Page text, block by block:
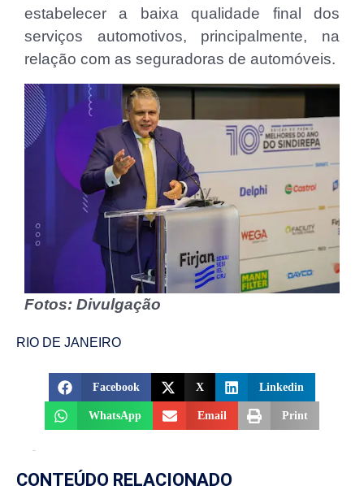
estabelecer a baixa qualidade final dos
serviços automotivos, principalmente, na
relação com as seguradoras de automóveis.
Fotos: Divulgação
RIO DE JANEIRO
Facebook X Linkedin
WhatsApp Email Print
CONTEÚDO RELACIONADO